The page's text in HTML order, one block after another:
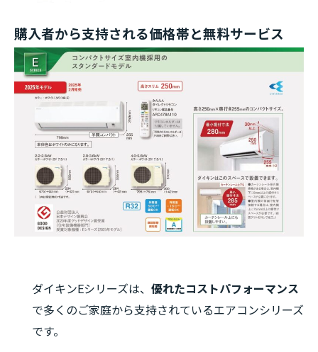
購入者から支持される価格帯と無料サービス
ダイキンEシリーズは、 優れたコストパフォーマンス
で多くのご家庭から支持されているエアコンシリーズ
です。